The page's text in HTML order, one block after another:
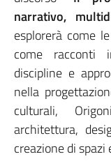
narrativo,
esplorerà come
come racconti
discipline e
nella
culturali,
architettura,
creazione di spazi